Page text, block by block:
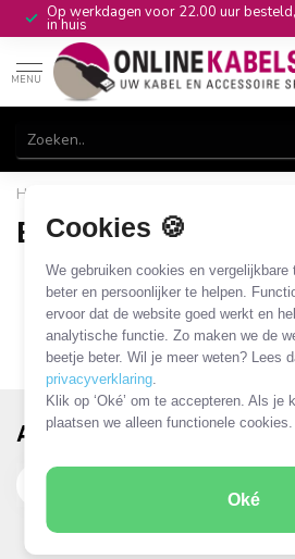
Cookies 🍪
We gebruiken cookies en vergelijkbare
beter en persoonlijker te helpen.
ervoor dat de website goed werkt en
analytische functie. Zo maken we de
beetje beter. Wil je meer weten? Lees
privacyverklaring.
Klik op ‘Oké’ om te accepteren. Als je
plaatsen we alleen functionele cookies.
Oké
Op werkdagen voor 22.00 uur
in huis
MENU
Home
E&T Powercables
0 PRODUCTEN
Abonneer je op onze